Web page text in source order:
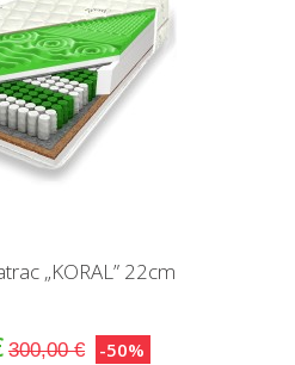
„KORAL” 22cm
300,00 € -50%